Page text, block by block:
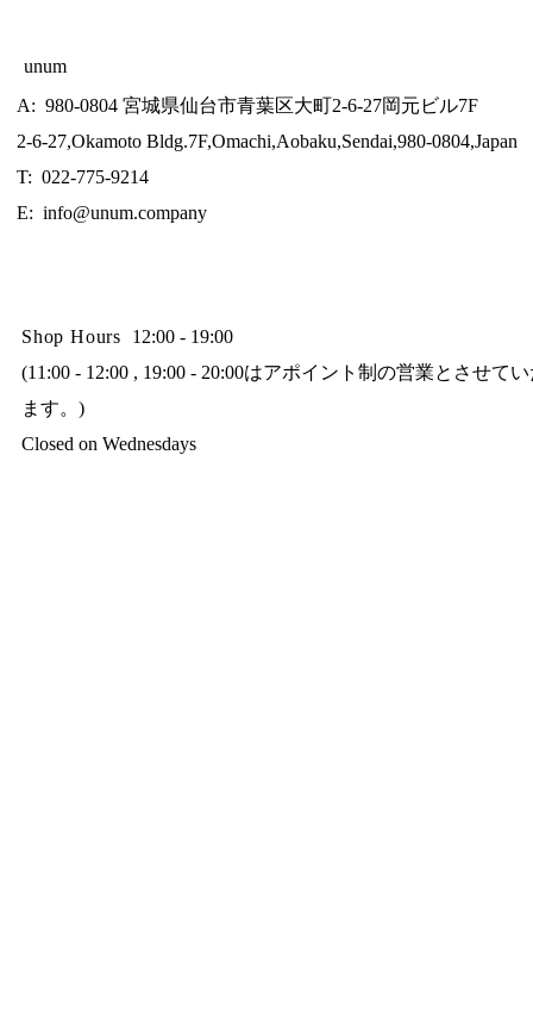
unum
A: 980-0804 宮城県仙台市青葉区大町2-6-27岡元ビル7F
2-6-27,Okamoto Bldg.7F,Omachi,Aobaku,Sendai,980-0804,Japan
T: 022-775-9214
E: info@unum.company
Shop Hours
12:00 - 19:00
(11:00 - 12:00 , 19:00 - 20:00はアポイント制の営業とさせて
ます。)
Closed on Wednesdays​